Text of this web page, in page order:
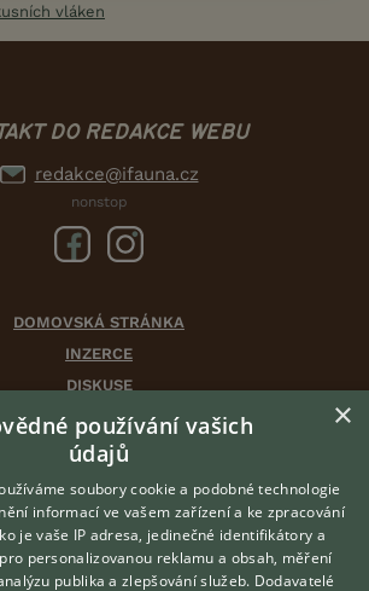
vláken
DO REDAKCE WEBU
redakce@ifauna.cz
nonstop
DOMOVSKÁ STRÁNKA
INZERCE
DISKUSE
ČLÁNKY
CHOVATELSKÉ STANICE
VHODNÉHO PLEMENE
O nás
×
používání vašich
údajů
soubory cookie a podobné technologie
informací ve vašem zařízení a ke zpracování
je vaše IP adresa, jedinečné identifikátory a
personalizovanou reklamu a obsah, měření
publika a zlepšování služeb. Dodavatelé